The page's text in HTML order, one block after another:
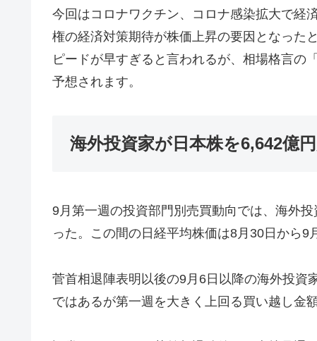
今回はコロナワクチン、コロナ感染拡大で経
権の経済対策期待が株価上昇の要因となった
ピードが早すぎると言われるが、相場格言の
予想されます。
海外投資家が日本株を6,642億
9月第一週の投資部門別売買動向では、海外
った。この間の日経平均株価は8月30日から9
菅首相退陣表明以後の9月6日以降の海外投資
ではあるが第一週を大きく上回る買い越し金